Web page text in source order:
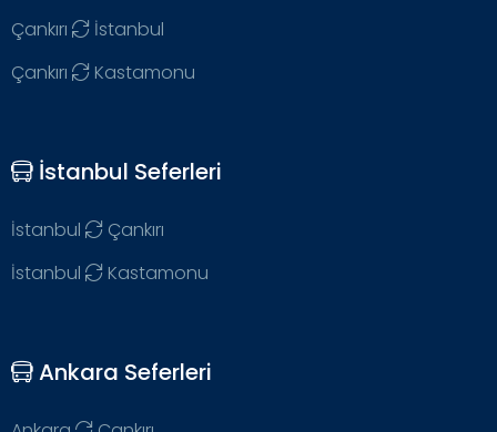
Çankırı
İstanbul
Çankırı
Kastamonu
İstanbul Seferleri
İstanbul
Çankırı
İstanbul
Kastamonu
Ankara Seferleri